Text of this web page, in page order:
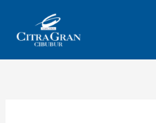
content